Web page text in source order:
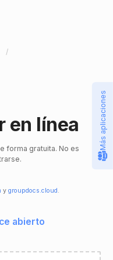
en línea
forma gratuita. No es
y groupdocs.cloud .
abierto
Más aplicaciones